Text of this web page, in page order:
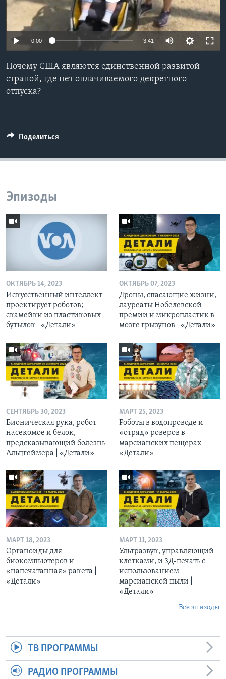
Learning English
СОЦИАЛЬНЫЕ СЕТИ
Языки
0:00 3:41
Почему США являются единственной развитой
страной, где нет оплачиваемого декретного
отпуска?
Поделиться
Эпизоды
ОКТЯБРЬ 14, 2023
Искусственный интеллект
проектирует роботов;
скамейки из пластиковых
бутылок | «Детали»
ОКТЯБРЬ 07, 2023
Дроны, спасающие жизни,
лауреаты Нобелевской
премии и микропластик в
мозге грызунов | «Детали»
СЕНТЯБРЬ 30, 2023
Бионическая рука, робот-
насекомое и белок,
предсказывающий болезнь
Альцгеймера | «Детали»
МАРТ 25, 2023
Роботы в водопроводе и
«отряд» роверов в
марсианских пещерах |
«Детали»
МАРТ 18, 2023
Органоиды для
биокомпьютеров и
«напечатанная» ракета |
«Детали»
МАРТ 11, 2023
Ультразвук, управляющий
клетками, и 3Д-печать c
использованием
марсианской пыли |
«Детали»
Все эпизоды
ТВ ПРОГРАММЫ
РАДИО ПРОГРАММЫ